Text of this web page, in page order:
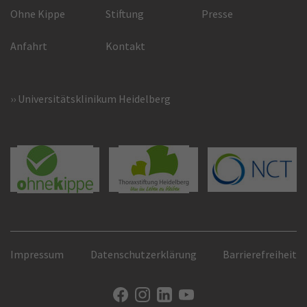
Ohne Kippe Stiftung Presse
Anfahrt Kontakt
Universitätsklinikum Heidelberg
Impressum Datenschutzerklärung Barrierefreiheit